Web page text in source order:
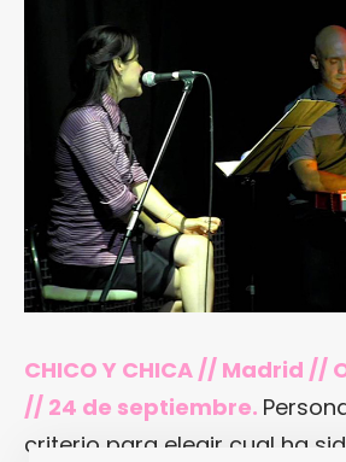
CHICO Y CHICA // Madrid //
// 24 de septiembre.
criterio para elegir cual ha